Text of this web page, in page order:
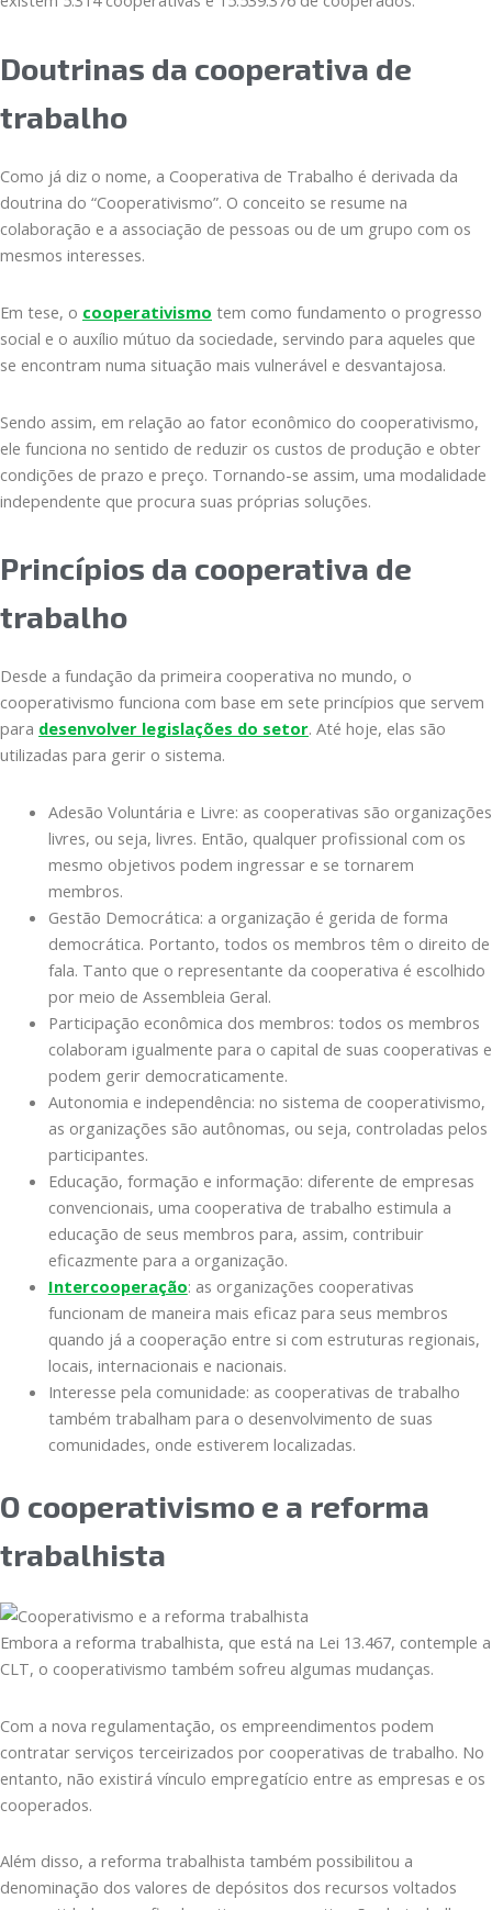
Doutrinas da cooperativa de
trabalho
Como já diz o nome, a Cooperativa de Trabalho é derivada da
doutrina do “Cooperativismo”. O conceito se resume na
colaboração e a associação de pessoas ou de um grupo com os
mesmos interesses.
Em tese, o cooperativismo tem como fundamento o progresso
social e o auxílio mútuo da sociedade, servindo para aqueles que
se encontram numa situação mais vulnerável e desvantajosa.
Sendo assim, em relação ao fator econômico do cooperativismo,
ele funciona no sentido de reduzir os custos de produção e obter
condições de prazo e preço. Tornando-se assim, uma modalidade
independente que procura suas próprias soluções.
Princípios da cooperativa de
trabalho
Desde a fundação da primeira cooperativa no mundo, o
cooperativismo funciona com base em sete princípios que servem
para desenvolver legislações do setor. Até hoje, elas são
utilizadas para gerir o sistema.
Adesão Voluntária e Livre: as cooperativas são organizações
livres, ou seja, livres. Então, qualquer profissional com os
mesmo objetivos podem ingressar e se tornarem
membros.
Gestão Democrática: a organização é gerida de forma
democrática. Portanto, todos os membros têm o direito de
fala. Tanto que o representante da cooperativa é escolhido
por meio de Assembleia Geral.
Participação econômica dos membros: todos os membros
colaboram igualmente para o capital de suas cooperativas e
podem gerir democraticamente.
Autonomia e independência: no sistema de cooperativismo,
as organizações são autônomas, ou seja, controladas pelos
participantes.
Educação, formação e informação: diferente de empresas
convencionais, uma cooperativa de trabalho estimula a
educação de seus membros para, assim, contribuir
eficazmente para a organização.
Intercooperação: as organizações cooperativas
funcionam de maneira mais eficaz para seus membros
quando já a cooperação entre si com estruturas regionais,
locais, internacionais e nacionais.
Interesse pela comunidade: as cooperativas de trabalho
também trabalham para o desenvolvimento de suas
comunidades, onde estiverem localizadas.
O cooperativismo e a reforma
trabalhista
Embora a reforma trabalhista, que está na Lei 13.467, contemple a
CLT, o cooperativismo também sofreu algumas mudanças.
Com a nova regulamentação, os empreendimentos podem
contratar serviços terceirizados por cooperativas de trabalho. No
entanto, não existirá vínculo empregatício entre as empresas e os
cooperados.
Além disso, a reforma trabalhista também possibilitou a
denominação dos valores de depósitos dos recursos voltados